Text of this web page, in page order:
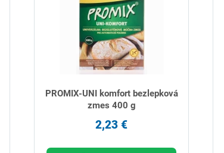
PROMIX-UNI komfort bezlepková
zmes 400 g
2,23 €